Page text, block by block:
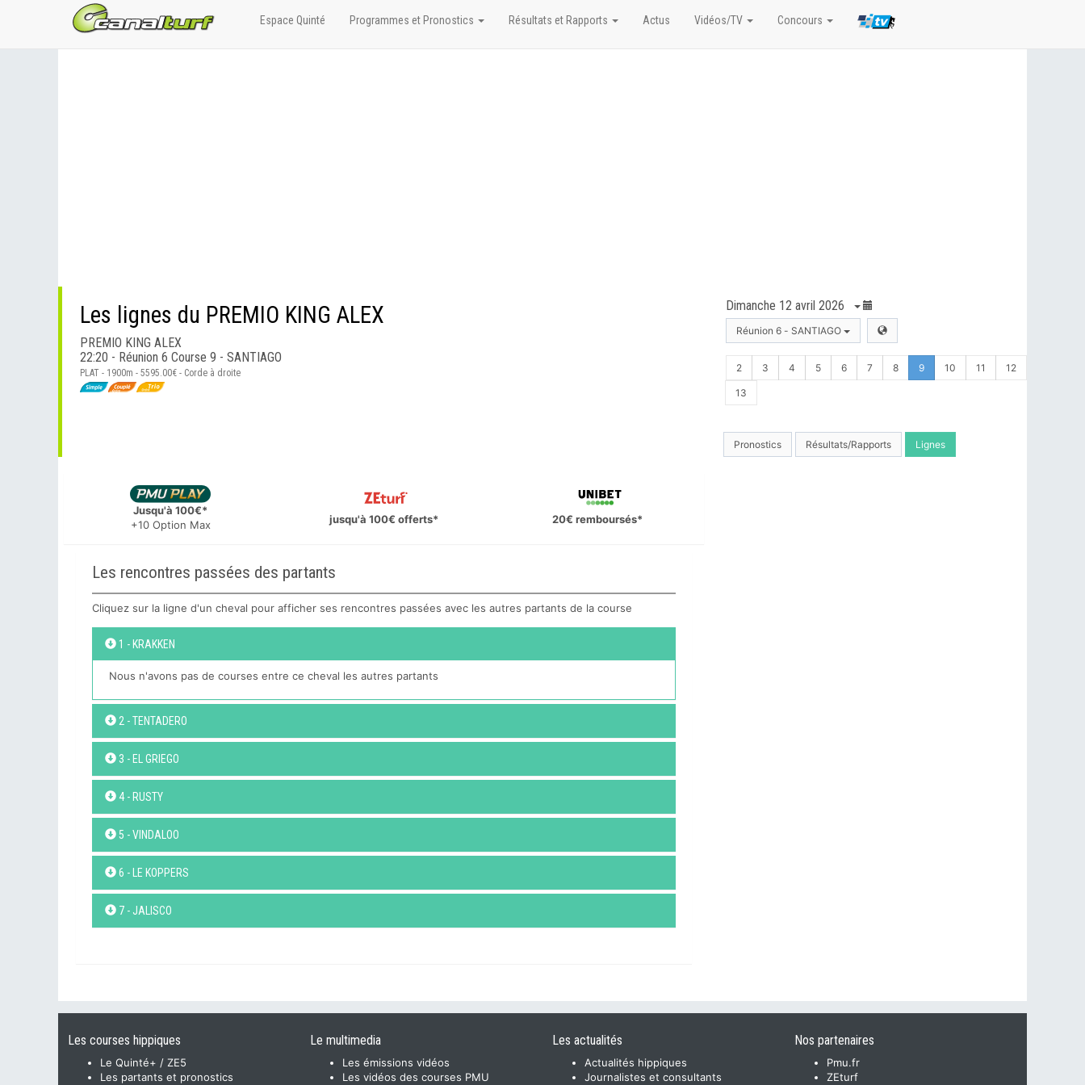
Les lignes du PREMIO KING ALEX
PREMIO KING ALEX
22:20 - Réunion 6 Course 9 - SANTIAGO
PLAT - 1900m - 5595.00€ - Corde à droite
Dimanche 12 avril 2026
Réunion 6 - SANTIAGO
2 3 4 5 6 7 8 9 10 11 12
13
Pronostics Résultats/Rapports Lignes
Jusqu'à 100€*
+10 Option Max
jusqu'à 100€ offerts* 20€ remboursés*
Les rencontres passées des partants
Cliquez sur la ligne d'un cheval pour afficher ses rencontres passées avec les autres partants de la course
1 - KRAKKEN
Nous n'avons pas de courses entre ce cheval les autres partants
2 - TENTADERO
3 - EL GRIEGO
4 - RUSTY
5 - VINDALOO
6 - LE KOPPERS
7 - JALISCO
Espace Quinté Programmes et Pronostics Résultats et Rapports Actus Vidéos/TV Concours
Les courses hippiques
Le Quinté+ / ZE5
Les partants et pronostics
Le multimedia
Les émissions vidéos
Les vidéos des courses PMU
Les actualités
Actualités hippiques
Journalistes et consultants
Nos partenaires
Pmu.fr
ZEturf